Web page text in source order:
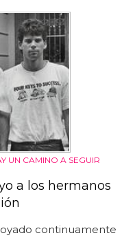
UN CAMINO A SEGUIR
a los hermanos
continuamente